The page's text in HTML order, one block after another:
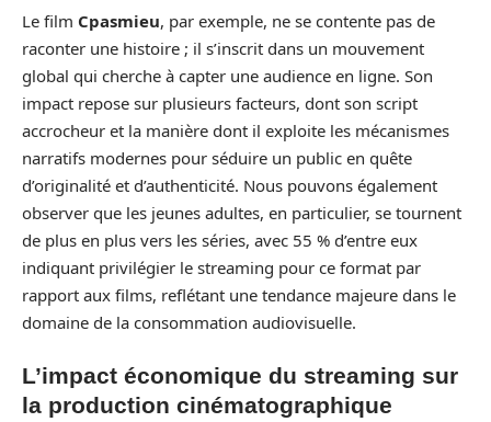
Le film Cpasmieu, par exemple, ne se contente pas de
raconter une histoire ; il s’inscrit dans un mouvement
global qui cherche à capter une audience en ligne. Son
impact repose sur plusieurs facteurs, dont son script
accrocheur et la manière dont il exploite les mécanismes
narratifs modernes pour séduire un public en quête
d’originalité et d’authenticité. Nous pouvons également
observer que les jeunes adultes, en particulier, se tournent
de plus en plus vers les séries, avec 55 % d’entre eux
indiquant privilégier le streaming pour ce format par
rapport aux films, reflétant une tendance majeure dans le
domaine de la consommation audiovisuelle.
L’impact économique du streaming sur
la production cinématographique